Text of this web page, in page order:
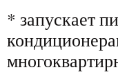
* запускает